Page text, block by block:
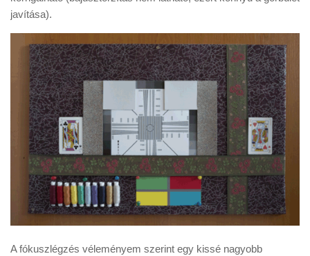
javítása).
A fókuszlégzés véleményem szerint egy kissé nagyobb